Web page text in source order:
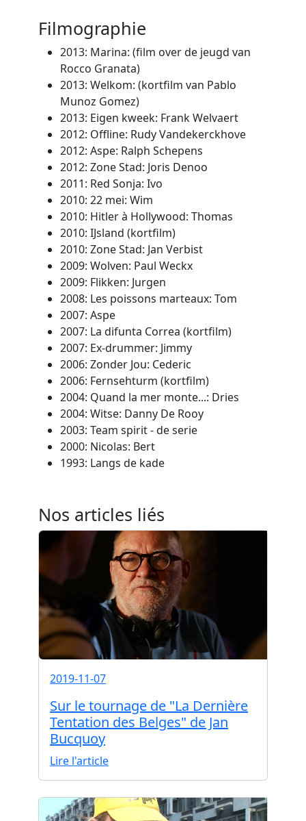
Filmographie
2013: Marina: (film over de jeugd van
Rocco Granata)
2013: Welkom: (kortfilm van Pablo
Munoz Gomez)
2013: Eigen kweek: Frank Welvaert
2012: Offline: Rudy Vandekerckhove
2012: Aspe: Ralph Schepens
2012: Zone Stad: Joris Denoo
2011: Red Sonja: Ivo
2010: 22 mei: Wim
2010: Hitler à Hollywood: Thomas
2010: IJsland (kortfilm)
2010: Zone Stad: Jan Verbist
2009: Wolven: Paul Weckx
2009: Flikken: Jurgen
2008: Les poissons marteaux: Tom
2007: Aspe
2007: La difunta Correa (kortfilm)
2007: Ex-drummer: Jimmy
2006: Zonder Jou: Cederic
2006: Fernsehturm (kortfilm)
2004: Quand la mer monte...: Dries
2004: Witse: Danny De Rooy
2003: Team spirit - de serie
2000: Nicolas: Bert
1993: Langs de kade
Nos articles liés
2019-11-07
Sur le tournage de "La Dernière
Tentation des Belges" de Jan
Bucquoy
Lire l'article